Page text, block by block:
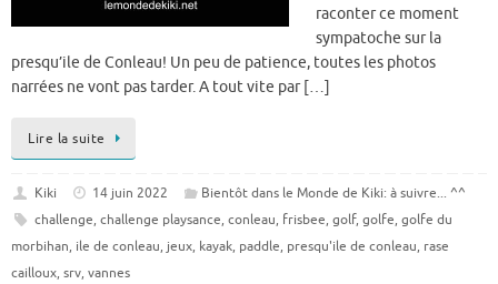
raconter ce moment
sympatoche sur la
presqu’ile de Conleau! Un peu de patience, toutes les photos
narrées ne vont pas tarder. A tout vite par […]
Lire la suite
Kiki 14 juin 2022
Bientôt dans le Monde de Kiki: à suivre... ^^
challenge, challenge playsance, conleau, frisbee, golf, golfe, golfe du
morbihan, ile de conleau, jeux, kayak, paddle, presqu'ile de conleau, rase
cailloux, srv, vannes